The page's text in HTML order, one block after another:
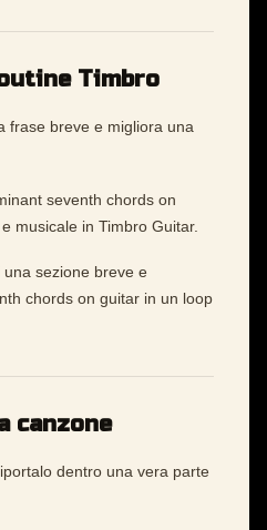
Timbro
frase breve e migliora una
seventh chords on
musicale in Timbro Guitar.
sezione breve e
chords on guitar in un loop
canzone
dentro una vera parte